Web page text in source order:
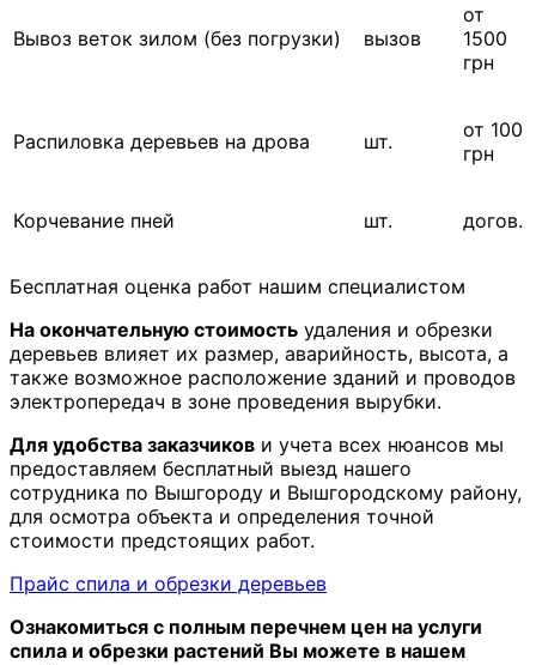
Вывоз веток зилом (без погрузки) вызов
от
1500
грн
Распиловка деревьев на дрова шт.
от 100
грн
Корчевание пней шт. догов.
Бесплатная оценка работ нашим специалистом
На окончательную стоимость удаления и обрезки
деревьев влияет их размер, аварийность, высота, а
также возможное расположение зданий и проводов
электропередач в зоне проведения вырубки.
Для удобства заказчиков и учета всех нюансов мы
предоставляем бесплатный выезд нашего
сотрудника по Вышгороду и Вышгородскому району,
для осмотра объекта и определения точной
стоимости предстоящих работ.
Прайс спила и обрезки деревьев
Ознакомиться с полным перечнем цен на услуги
спила и обрезки растений Вы можете в нашем